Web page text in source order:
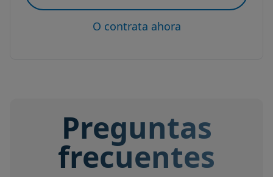
O contrata ahora
Preguntas
frecuentes